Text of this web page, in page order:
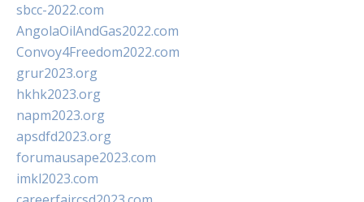
sbcc-2022.com
AngolaOilAndGas2022.com
Convoy4Freedom2022.com
grur2023.org
hkhk2023.org
napm2023.org
apsdfd2023.org
forumausape2023.com
imkl2023.com